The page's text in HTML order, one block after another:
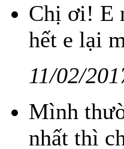
Chị ơi! E
hết e lại
11/02/
Mình
nhất thì